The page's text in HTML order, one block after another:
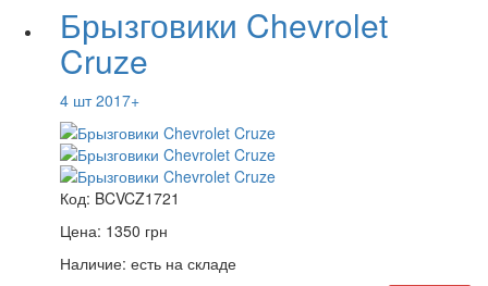
Брызговики Chevrolet
Cruze
4 шт 2017+
Код: BCVCZ1721
Цена: 1350 грн
Наличие: есть на складе